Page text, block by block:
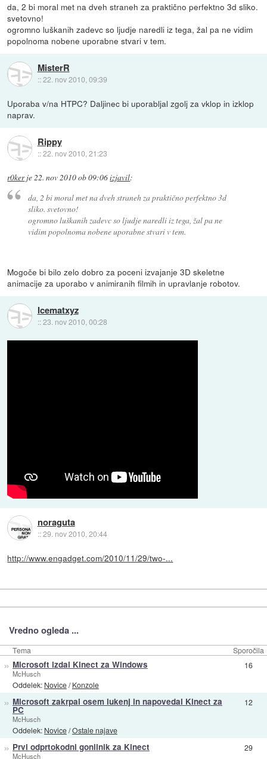
da, 2 bi moral met na dveh straneh za praktično perfektno 3d sliko.
svetovno!
ogromno luškanih zadevc so ljudje naredli iz tega, žal pa ne vidim
popolnoma nobene uporabne stvari v tem.
MisterR
::22. nov 2010, 09:39
Uporaba v/na HTPC? Daljinec bi uporabljal zgolj za vklop in izklop
naprav.
Rippy
::22. nov 2010, 21:23
r0kerje22. nov 2010 ob 09:06izjavil:
da, 2 bi moral met na dveh straneh za praktično perfektno 3d
sliko. svetovno!
ogromno luškanih zadevc so ljudje naredli iz tega, žal pa ne
vidim popolnoma nobene uporabne stvari v tem.
Mogoče bi bilo zelo dobro za poceni izvajanje 3D skeletne
animacije za uporabo v animiranih filmih in upravlanje robotov.
Icematxyz
::23. nov 2010, 00:28
noraguta
::29. nov 2010, 20:44
http://www.engadget.com/2010/11/29/two-...
Vredno ogleda ...
Tema Sporočila
» Microsoft izdal Kinect za Windows
McHusch
Oddelek: Novice/Konzole
16
» Microsoft zakrpal osem lukenj in napovedal Kinect za
PC
McHusch
Oddelek: Novice/Ostale najave
12
» Prvi odprtokodni gonilnik za Kinect
McHusch
29